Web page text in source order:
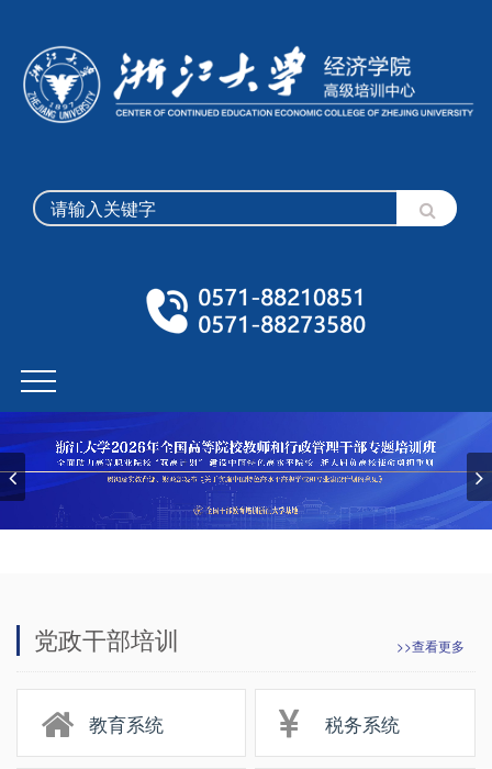
党政干部培训 >>查看更多
教育系统 税务系统